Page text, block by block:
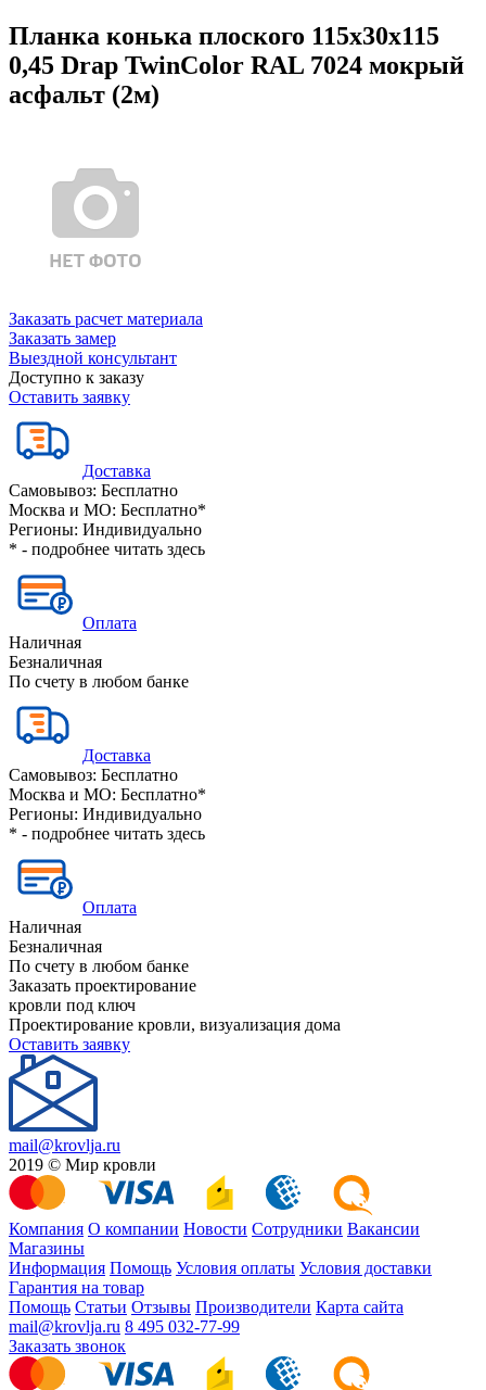
Планка конька плоского 115х30х115
0,45 Drap TwinColor RAL 7024 мокрый
асфальт (2м)
Заказать расчет материала
Заказать замер
Выездной консультант
Доступно к заказу
Оставить заявку
Доставка
Самовывоз: Бесплатно
Москва и МО: Бесплатно*
Регионы: Индивидуально
* - подробнее читать здесь
Оплата
Наличная
Безналичная
По счету в любом банке
Доставка
Самовывоз: Бесплатно
Москва и МО: Бесплатно*
Регионы: Индивидуально
* - подробнее читать здесь
Оплата
Наличная
Безналичная
По счету в любом банке
Заказать проектирование
кровли под ключ
Проектирование кровли, визуализация дома
Оставить заявку
mail@krovlja.ru
2019 © Мир кровли
Компания О компании Новости Сотрудники Вакансии
Магазины
Информация Помощь Условия оплаты Условия доставки
Гарантия на товар
Помощь Статьи Отзывы Производители Карта сайта
mail@krovlja.ru 8 495 032-77-99
Заказать звонок